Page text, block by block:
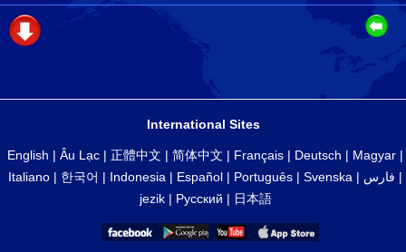
International Sites
English | Âu Lạc | 正體中文 | 简体中文 | Français | Deutsch | Magyar |
Italiano | 한국어 | Indonesia | Español | Português | Svenska | فارس |
jezik| Русский | 日本語